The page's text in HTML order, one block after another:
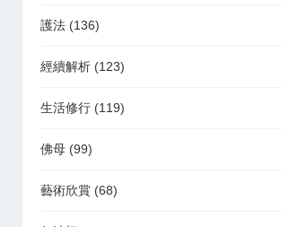
護法 (136)
經續解析 (123)
生活修行 (119)
佛母 (99)
藝術欣賞 (68)